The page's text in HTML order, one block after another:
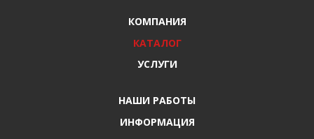
КОМПАНИЯ
КАТАЛОГ
УСЛУГИ
НАШИ РАБОТЫ
ИНФОРМАЦИЯ